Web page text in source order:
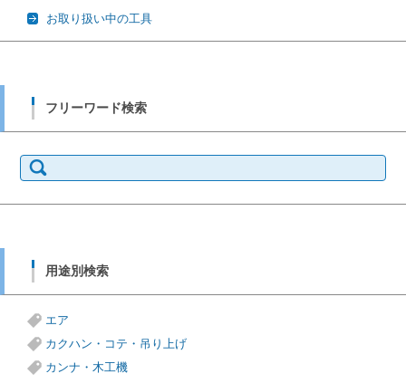
お取り扱い中の工具
フリーワード検索
索:
用途別検索
エア
カクハン・コテ・吊り上げ
カンナ・木工機